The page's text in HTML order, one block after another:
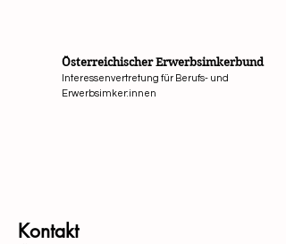
Österreichischer Erwerbsimkerbund
Interessenvertretung für Berufs- und
Erwerbsimker:innen
Kontakt